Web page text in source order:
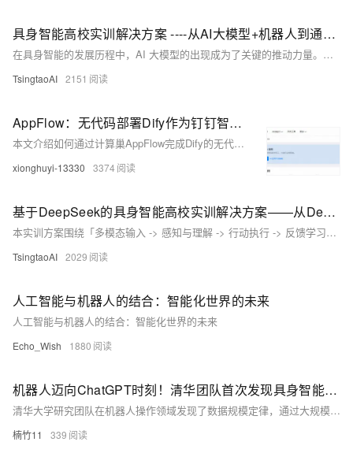
具身智能高校实训解决方案 ----从AI大模型+机器人到通用具身智能
在具身智能的发展历程中，AI 大模型的出现成为了关键的推动力量。高校作为培养未来科技人才的摇篮，需要紧跟这一前沿趋势，开展具身智能实训课程。通过将 AI 大模型与具备 3D 视觉的机器人相结合，为学生搭建一个实践平台。
TsingtaoAI 2151
AppFlow：无代码部署Dify作为钉钉智能机器人
本文介绍如何通过计算巢AppFlow完成Dify的无代码部署，并将其配置到钉钉中作为智能机器人使用。首先，在钉钉开放平台创建应用，获取Client ID和Client Secret。接着，创建消息卡片模板并授予应用发送权限。然后，使用AppFlow模板创建连接流，配置Dify鉴权凭证及钉钉连接凭证，完成连接流的发布。最后，在钉钉应用中配置机器人，发布应用版本，实现与Dify应用的对话功能。
xionghuyi-13330 3374
基于DeepSeek的具身智能高校实训解决方案——从DeepSeek+机器人到通用具身智能
本实训方案围绕「多模态输入 -> 感知与理解 -> 行动执行 -> 反馈学习」的闭环过程展开。通过多模态数据的融合（包括听觉、视觉、触觉等），并结合DeepSeek模型和深度学习算法，方案实现了对自然语言指令的理解、物体识别和抓取、路径规划以及任务执行的完整流程。
TsingtaoAI 2029
人工智能与机器人的结合：智能化世界的未来
人工智能与机器人的结合：智能化世界的未来
Echo_Wish 1880
机器人迈向ChatGPT时刻！清华团队首次发现具身智能Scaling Laws
清华大学研究团队在机器人操作领域发现了数据规模定律，通过大规模数据训练，机器人策略的泛化性能显著提升。研究揭示了环境和对象多样性的重要性，提出了高效的數據收集策略，使机器人在新环境中成功率达到约90%。这一发现有望推动机器人技术的发展，实现更广泛的应用。
楠竹11 339